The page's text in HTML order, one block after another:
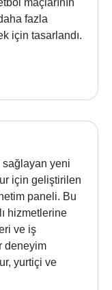
fazla
için tasarlandı.
yeni
için geliştirilen
paneli. Bu
hizmetlerine
ve iş
deneyim
yurtiçi ve